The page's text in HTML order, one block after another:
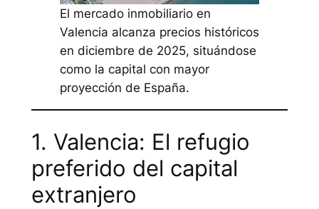
El mercado inmobiliario en
Valencia alcanza precios históricos
en diciembre de 2025, situándose
como la capital con mayor
proyección de España.
1. Valencia: El refugio
preferido del capital
extranjero